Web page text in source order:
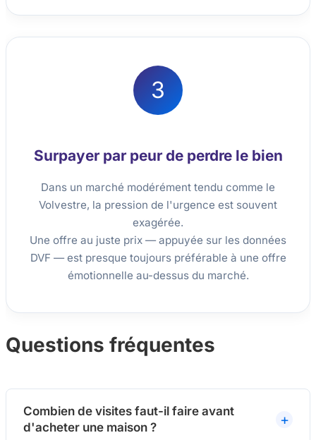
3
Surpayer par peur de perdre le bien
Dans un marché modérément tendu comme le
Volvestre, la pression de l'urgence est souvent
exagérée.
Une offre au juste prix — appuyée sur les données
DVF — est presque toujours préférable à une offre
émotionnelle au-dessus du marché.
Questions fréquentes
Combien de visites faut-il faire avant
d'acheter une maison ?